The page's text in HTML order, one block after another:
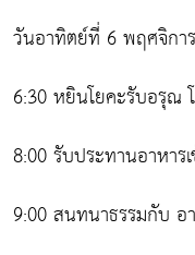
วันอาทิตย์ที่ 6 พฤศจิกา
6:30 หยินโยคะรับอรุณ
8:00 รับประทานอาหาร
9:00 สนทนาธรรมกับ อ